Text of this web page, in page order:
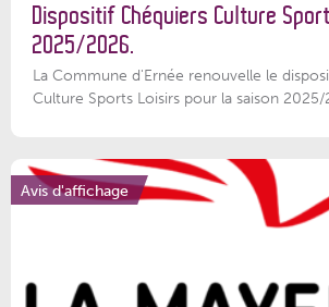
Dispositif Chéquiers Culture
2025/2026.
La Commune d'Ernée renouvelle le
Culture Sports Loisirs pour la saison 2025/
Avis d'affichage